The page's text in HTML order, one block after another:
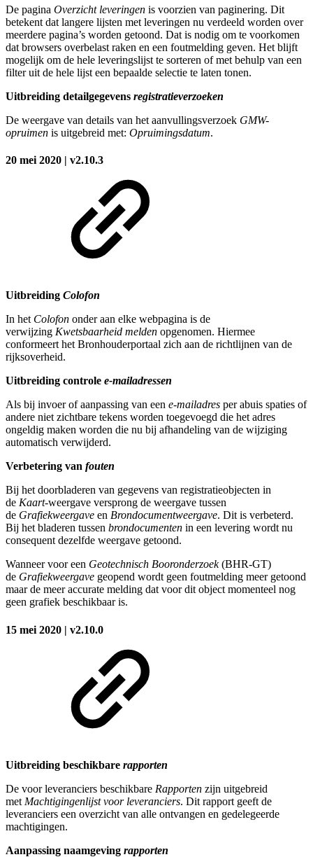
De pagina Overzicht leveringen is voorzien van paginering. Dit
betekent dat langere lijsten met leveringen nu verdeeld worden over
meerdere pagina’s worden getoond. Dat is nodig om te voorkomen
dat browsers overbelast raken en een foutmelding geven. Het blijft
mogelijk om de hele leveringslijst te sorteren of met behulp van een
filter uit de hele lijst een bepaalde selectie te laten tonen.
Uitbreiding detailgegevens registratieverzoeken
De weergave van details van het aanvullingsverzoek GMW-
opruimen is uitgebreid met: Opruimingsdatum.
20 mei 2020 | v2.10.3
Uitbreiding Colofon
In het Colofon onder aan elke webpagina is de
verwijzing Kwetsbaarheid melden opgenomen. Hiermee
conformeert het Bronhouderportaal zich aan de richtlijnen van de
rijksoverheid.
Uitbreiding controle e-mailadressen
Als bij invoer of aanpassing van een e-mailadres per abuis spaties of
andere niet zichtbare tekens worden toegevoegd die het adres
ongeldig maken worden die nu bij afhandeling van de wijziging
automatisch verwijderd.
Verbetering van fouten
Bij het doorbladeren van gegevens van registratieobjecten in
de Kaart-weergave versprong de weergave tussen
de Grafiekweergave en Brondocumentweergave. Dit is verbeterd.
Bij het bladeren tussen brondocumenten in een levering wordt nu
consequent dezelfde weergave getoond.
Wanneer voor een Geotechnisch Booronderzoek(BHR-GT)
de Grafiekweergave geopend wordt geen foutmelding meer getoond
maar de meer accurate melding dat voor dit object momenteel nog
geen grafiek beschikbaar is.
15 mei 2020 | v2.10.0
Uitbreiding beschikbare rapporten
De voor leveranciers beschikbare Rapporten zijn uitgebreid
met Machtigingenlijst voor leveranciers. Dit rapport geeft de
leveranciers een overzicht van alle ontvangen en gedelegeerde
machtigingen.
Aanpassing naamgeving rapporten